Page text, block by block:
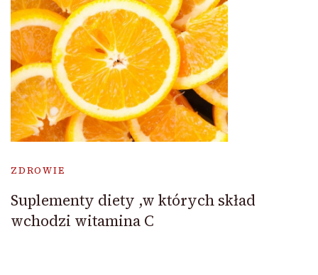
ZDROWIE
Suplementy diety ,w których skład
wchodzi witamina C